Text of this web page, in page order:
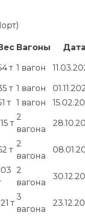
Вагоны
т 1 вагон
т 1 вагон
т 1 вагон
т
2
вагона
т
2
вагона
2
вагона
т
3
вагона